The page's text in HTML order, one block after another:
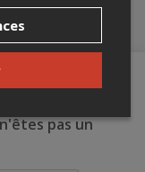
pas un